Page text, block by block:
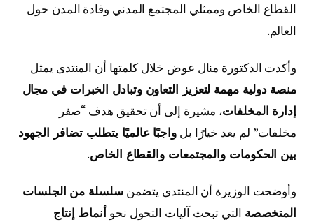
القطاع الخاص وممثلي المجتمع المدني وقادة المدن حول
العالم.
وأكدت الدكتورة منال عوض خلال كلمتها أن المنتدى يمثل
منصة دولية مهمة لتعزيز التعاون وتبادل الخبرات في مجال
إدارة المخلفات، مشيرة إلى أن تحقيق هدف “صفر
مخلفات” لم يعد خيارًا بل واجبًا عالميًا يتطلب تضافر الجهود
بين الحكومات والمجتمعات والقطاع الخاص.
وأوضحت الوزيرة أن المنتدى يتضمنسلسلة من الجلسات
المتخصصة التي تبحث آليات التحول نحو أنماط إنتاج